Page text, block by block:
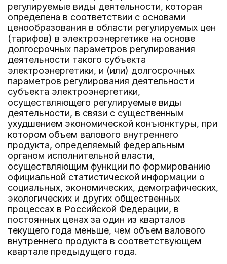
регулируемые виды деятельности, которая
определена в соответствии с основами
ценообразования в области регулируемых цен
(тарифов) в электроэнергетике на основе
долгосрочных параметров регулирования
деятельности такого субъекта
электроэнергетики, и (или) долгосрочных
параметров регулирования деятельности
субъекта электроэнергетики,
осуществляющего регулируемые виды
деятельности, в связи с существенным
ухудшением экономической конъюнктуры, при
котором объем валового внутреннего
продукта, определяемый федеральным
органом исполнительной власти,
осуществляющим функции по формированию
официальной статистической информации о
социальных, экономических, демографических,
экологических и других общественных
процессах в Российской Федерации, в
постоянных ценах за один из кварталов
текущего года меньше, чем объем валового
внутреннего продукта в соответствующем
квартале предыдущего года.